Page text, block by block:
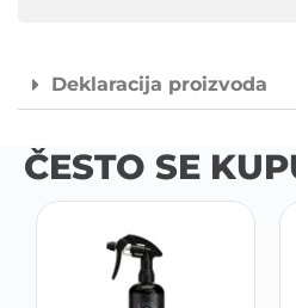
Deklaracija proizvoda
ČESTO SE